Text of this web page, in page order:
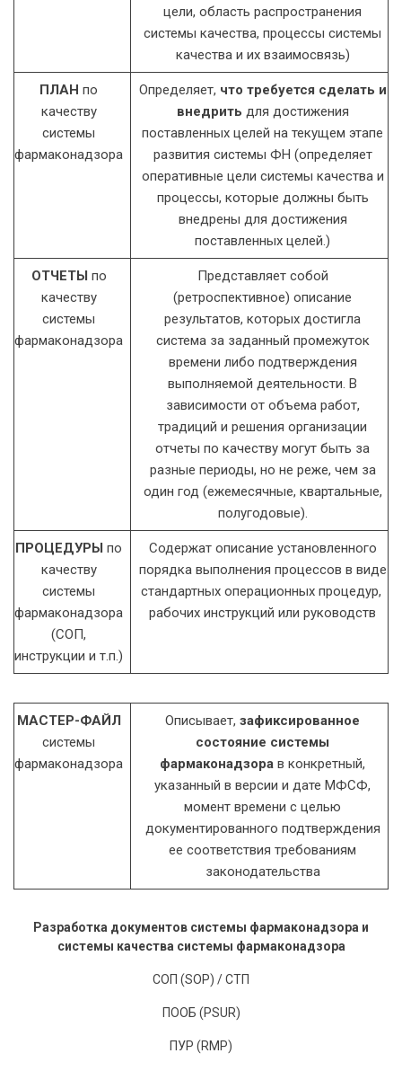
цели, область распространения
системы качества, процессы системы
качества и их взаимосвязь)
ПЛАН по
качеству
системы
фармаконадзора
Определяет, что требуется сделать и
внедрить для достижения
поставленных целей на текущем этапе
развития системы ФН (определяет
оперативные цели системы качества и
процессы, которые должны быть
внедрены для достижения
поставленных целей.)
ОТЧЕТЫ по
качеству
системы
фармаконадзора
Представляет собой
(ретроспективное) описание
результатов, которых достигла
система за заданный промежуток
времени либо подтверждения
выполняемой деятельности. В
зависимости от объема работ,
традиций и решения организации
отчеты по качеству могут быть за
разные периоды, но не реже, чем за
один год (ежемесячные, квартальные,
полугодовые).
ПРОЦЕДУРЫпо
качеству
системы
фармаконадзора
(СОП,
инструкции и т.п.)
Содержат описание установленного
порядка выполнения процессов в виде
стандартных операционных процедур,
рабочих инструкций или руководств
МАСТЕР-ФАЙЛ
системы
фармаконадзора
Описывает, зафиксированное
состояние системы
фармаконадзорав конкретный,
указанный в версии и дате МФСФ,
момент времени с целью
документированного подтверждения
ее соответствия требованиям
законодательства
Разработка документов системы фармаконадзора и
системы качества системы фармаконадзора
СОП (SOP) / СТП
ПООБ (PSUR)
ПУР (RMP)